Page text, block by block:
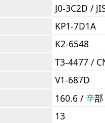
J0-3C2D /
KP1-7D1A
K2-6548
T3-4477 /
V1-687D
160.6 / ⾟
13